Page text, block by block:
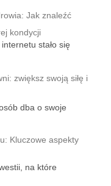
Jak znaleźć
kondycji
stało się
zwiększ swoją siłę i
dba o swoje
Kluczowe aspekty
na które